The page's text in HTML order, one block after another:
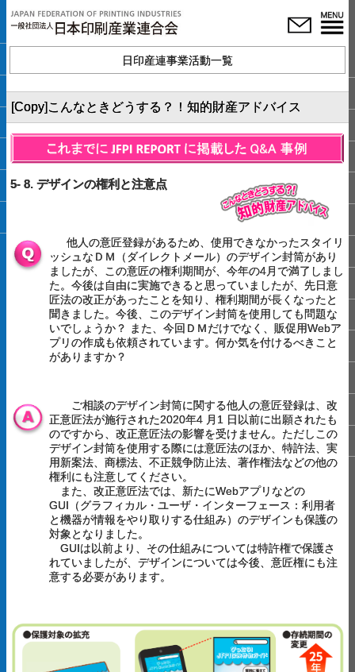
日印産連事業活動一覧
[Copy]こんなときどうする？！知的財産アドバイス
5- 8. デザインの権利と注意点
他人の意匠登録があるため、使用できなかったスタイリ
ッシュなＤＭ（ダイレクトメール）のデザイン封筒があり
ましたが、この意匠の権利期間が、今年の4月で満了しまし
た。今後は自由に実施できると思っていましたが、先日意
匠法の改正があったことを知り、権利期間が長くなったと
聞きました。今後、このデザイン封筒を使用しても問題な
いでしょうか？ また、今回ＤＭだけでなく、販促用Webア
プリの作成も依頼されています。何か気を付けるべきこと
がありますか？
ご相談のデザイン封筒に関する他人の意匠登録は、改
正意匠法が施行された2020年4 月1 日以前に出願されたも
のですから、改正意匠法の影響を受けません。ただしこの
デザイン封筒を使用する際には意匠法のほか、特許法、実
用新案法、商標法、不正競争防止法、著作権法などの他の
権利にも注意してください。
また、改正意匠法では、新たにWebアプリなどの
GUI（グラフィカル・ユーザ・インターフェース：利用者
と機器が情報をやり取りする仕組み）のデザインも保護の
対象となりました。
GUIは以前より、その仕組みについては特許権で保護さ
れていましたが、デザインについては今後、意匠権にも注
意する必要があります。